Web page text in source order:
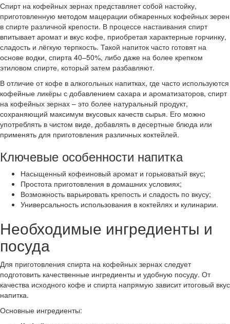
Спирт на кофейных зернах представляет собой настойку,
приготовленную методом мацерации обжаренных кофейных зерен
в спирте различной крепости. В процессе настаивания спирт
впитывает аромат и вкус кофе, приобретая характерные горчинку,
сладость и лёгкую терпкость. Такой напиток часто готовят на
основе водки, спирта 40–50%, либо даже на более крепком
этиловом спирте, который затем разбавляют.
В отличие от кофе в алкогольных напитках, где часто используются
кофейные ликёры с добавлением сахара и ароматизаторов, спирт
на кофейных зернах – это более натуральный продукт,
сохраняющий максимум вкусовых качеств сырья. Его можно
употреблять в чистом виде, добавлять в десертные блюда или
применять для приготовления различных коктейлей.
Ключевые особенности напитка
Насыщенный кофеиновый аромат и горьковатый вкус;
Простота приготовления в домашних условиях;
Возможность варьировать крепость и сладость по вкусу;
Универсальность использования в коктейлях и кулинарии.
Необходимые ингредиенты и
посуда
Для приготовления спирта на кофейных зернах следует
подготовить качественные ингредиенты и удобную посуду. От
качества исходного кофе и спирта напрямую зависит итоговый вкус
напитка.
Основные ингредиенты: